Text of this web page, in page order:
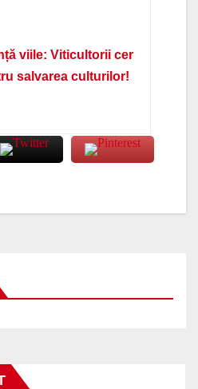
viile: Viticultorii cer
salvarea culturilor!